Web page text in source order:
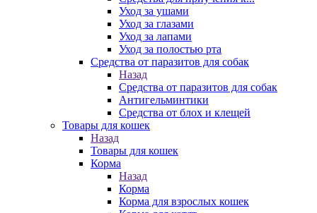
Уход за ушами
Уход за глазами
Уход за лапами
Уход за полостью рта
Средства от паразитов для собак
Назад
Средства от паразитов для собак
Антигельминтики
Средства от блох и клещей
Товары для кошек
Назад
Товары для кошек
Корма
Назад
Корма
Корма для взрослых кошек